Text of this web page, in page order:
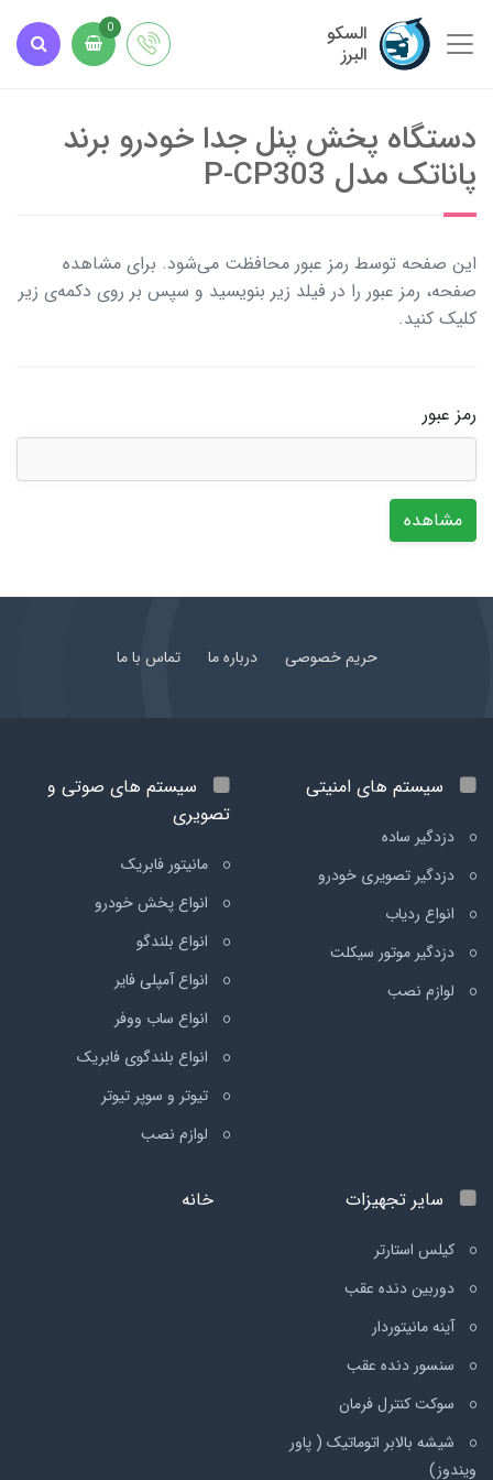
السکو
البرز
0
دستگاه پخش پنل جدا خودرو برند
پاناتک مدل P-CP303
این صفحه توسط رمز عبور محافظت می‌شود. برای مشاهده
صفحه، رمز عبور را در فیلد زیر بنویسید و سپس بر روی دکمه‌ی زیر
کلیک کنید.
رمز عبور
مشاهده
حریم خصوصی درباره ما تماس با ما
سیستم های امنیتی
دزدگیر ساده
دزدگیر تصویری خودرو
انواع ردیاب
دزدگیر موتور سیکلت
لوازم نصب
سیستم های صوتی و
تصویری
مانیتور فابریک
انواع پخش خودرو
انواع بلندگو
انواع آمپلی فایر
انواع ساب ووفر
انواع بلندگوی فابریک
تیوتر و سوپر تیوتر
لوازم نصب
سایر تجهیزات
کیلس استارتر
دوربین دنده عقب
آینه مانیتوردار
سنسور دنده عقب
سوکت کنترل فرمان
شیشه بالابر اتوماتیک ( پاور
ویندوز)
خانه